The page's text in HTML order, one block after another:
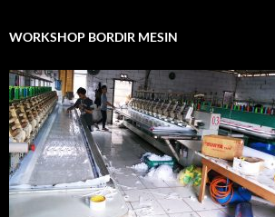
WORKSHOP BORDIR MESIN